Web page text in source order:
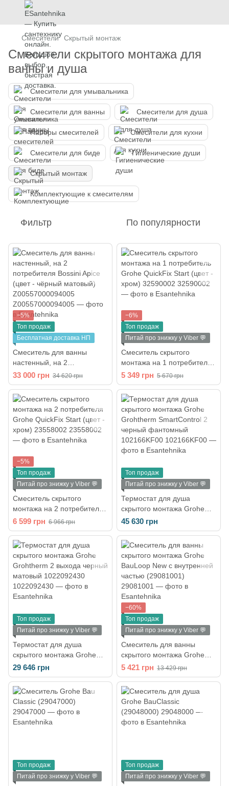
Смесители Скрытый монтаж
Смесители скрытого монтажа для
ванны и душа
Смесители для умывальника
Смесители для ванны Смесители для душа
Наборы смесителей Смесители для кухни
Смесители для биде Гигиенические души
Скрытый монтаж
Комплектующие к смесителям
Фильтр По популярности
−5%
Топ продаж
Бесплатная доставка НП
Смеситель для ванны
настенный, на 2
потребителя Bossini Apice
(цвет - чёрный матовый)
Z00557000094005
33 000 грн 34 620 грн
−6%
Топ продаж
Питай про знижку у Viber 💬
Смеситель скрытого
монтажа на 1 потребитель
Grohe QuickFix Start (цвет -
хром) 32590002
5 349 грн 5 670 грн
−5%
Топ продаж
Питай про знижку у Viber 💬
Смеситель скрытого
монтажа на 2 потребителя
Grohe QuickFix Start (цвет -
хром) 23558002
6 599 грн 6 966 грн
Топ продаж
Питай про знижку у Viber 💬
Термостат для душа
скрытого монтажа Grohe
Grohtherm SmartControl 2
черный фантомный
102166KF00
45 630 грн
Топ продаж
Питай про знижку у Viber 💬
Термостат для душа
скрытого монтажа Grohe
Grohtherm 2 выхода черный
матовый 1022092430
29 646 грн
−60%
Топ продаж
Питай про знижку у Viber 💬
Смеситель для ванны
скрытого монтажа Grohe
BauLoop New с внутренней
частью (29081001)
5 421 грн 13 429 грн
Топ продаж
Питай про знижку у Viber 💬
Топ продаж
Питай про знижку у Viber 💬